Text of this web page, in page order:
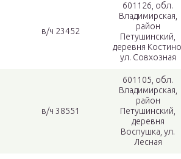
в/ч 23452
601126, обл.
Владимирская,
район
Петушинский,
деревня
ул. Совхозная
в/ч 38551
601105, обл.
Владимирская,
район
Петушинский,
деревня
Воспушка, ул.
Лесная